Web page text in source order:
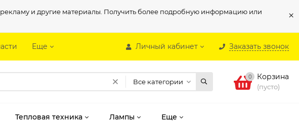
и другие материалы. Получить более подробную информацию или
×
Личный кабинет Заказать звонок
Еще
Все категории
0 Корзина
(пусто)
Тепловая техника Лампы Еще